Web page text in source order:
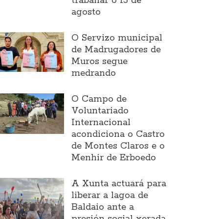
agosto
O Servizo municipal
de Madrugadores de
Muros segue
medrando
O Campo de
Voluntariado
Internacional
acondiciona o Castro
de Montes Claros e o
Menhir de Erboedo
A Xunta actuará para
liberar a lagoa de
Baldaio ante a